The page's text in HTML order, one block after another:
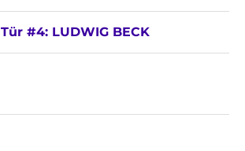
Tür #4: LUDWIG BECK